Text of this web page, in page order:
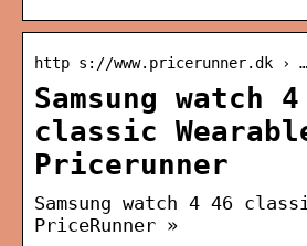
http s://www.pricerunner.dk › …
Samsung watch
classic
Pricerunner
Samsung watch 4 46
PriceRunner »